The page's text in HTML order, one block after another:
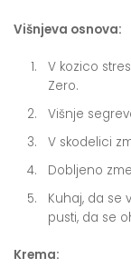
Višnjeva osnova:
V kozico
Zero.
Višnje
V skodelici
Dobljeno
Kuhaj, da se
pusti, da se
Krema: